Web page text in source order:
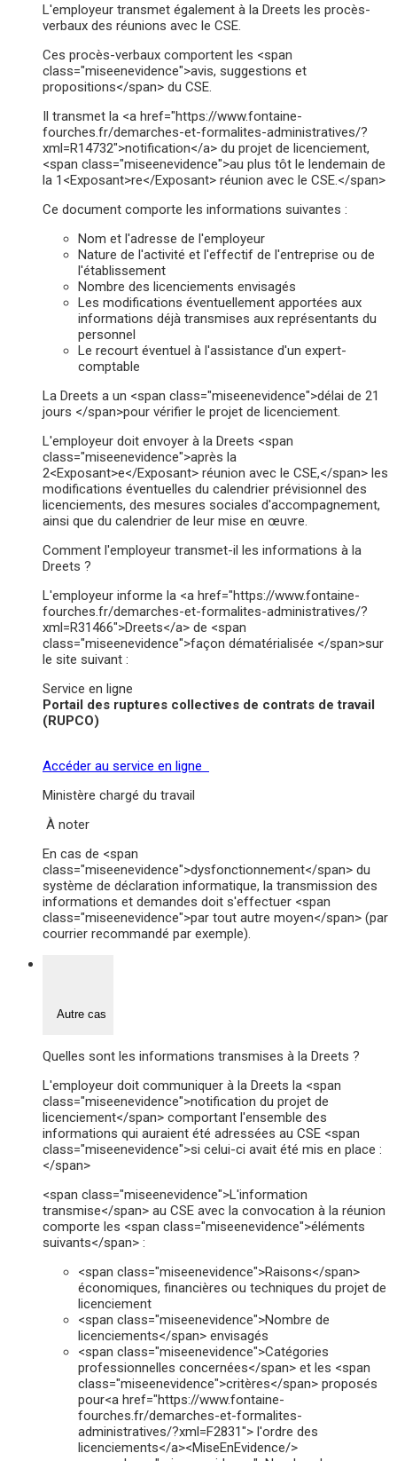
L'employeur transmet également à la Dreets les procès-
verbaux des réunions avec le CSE.
Ces procès-verbaux comportent les <span
class="miseenevidence">avis, suggestions et
propositions</span> du CSE.
Il transmet la <a href="https://www.fontaine-
fourches.fr/demarches-et-formalites-administratives/?
xml=R14732">notification</a> du projet de licenciement,
<span class="miseenevidence">au plus tôt le lendemain de
la 1<Exposant>re</Exposant> réunion avec le CSE.</span>
Ce document comporte les informations suivantes :
Nom et l'adresse de l'employeur
Nature de l'activité et l'effectif de l'entreprise ou de
l'établissement
Nombre des licenciements envisagés
Les modifications éventuellement apportées aux
informations déjà transmises aux représentants du
personnel
Le recourt éventuel à l'assistance d'un expert-
comptable
La Dreets a un <span class="miseenevidence">délai de 21
jours </span>pour vérifier le projet de licenciement.
L'employeur doit envoyer à la Dreets <span
class="miseenevidence">après la
2<Exposant>e</Exposant> réunion avec le CSE,</span> les
modifications éventuelles du calendrier prévisionnel des
licenciements, des mesures sociales d'accompagnement,
ainsi que du calendrier de leur mise en œuvre.
Comment l'employeur transmet-il les informations à la
Dreets ?
L'employeur informe la <a href="https://www.fontaine-
fourches.fr/demarches-et-formalites-administratives/?
xml=R31466">Dreets</a> de <span
class="miseenevidence">façon dématérialisée </span>sur
le site suivant :
Service en ligne
Portail des ruptures collectives de contrats de travail
(RUPCO)
Accéder au service en ligne
Ministère chargé du travail
À noter
En cas de <span
class="miseenevidence">dysfonctionnement</span> du
système de déclaration informatique, la transmission des
informations et demandes doit s'effectuer <span
class="miseenevidence">par tout autre moyen</span> (par
courrier recommandé par exemple).
Autre cas
Quelles sont les informations transmises à la Dreets ?
L'employeur doit communiquer à la Dreets la <span
class="miseenevidence">notification du projet de
licenciement</span> comportant l'ensemble des
informations qui auraient été adressées au CSE <span
class="miseenevidence">si celui-ci avait été mis en place :
</span>
<span class="miseenevidence">L'information
transmise</span> au CSE avec la convocation à la réunion
comporte les <span class="miseenevidence">éléments
suivants</span> :
<span class="miseenevidence">Raisons</span>
économiques, financières ou techniques du projet de
licenciement
<span class="miseenevidence">Nombre de
licenciements</span> envisagés
<span class="miseenevidence">Catégories
professionnelles concernées</span> et les <span
class="miseenevidence">critères</span> proposés
pour<a href="https://www.fontaine-
fourches.fr/demarches-et-formalites-
administratives/?xml=F2831"> l'ordre des
licenciements</a><MiseEnEvidence/>